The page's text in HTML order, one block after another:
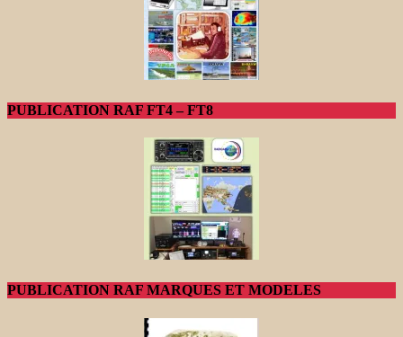
PUBLICATION RAF FT4 – FT8
PUBLICATION RAF MARQUES ET MODELES